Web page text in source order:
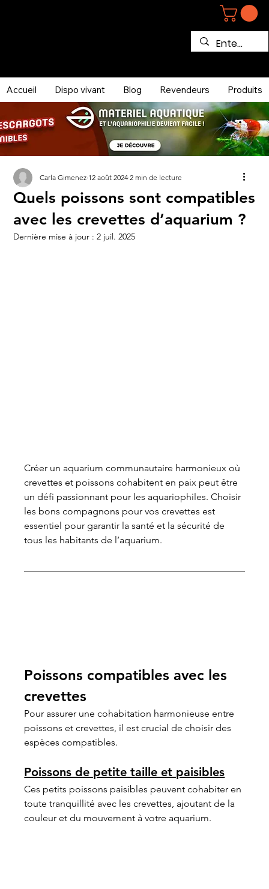
Accueil Dispo vivant Blog Revendeurs Produits
Quels poissons sont compatibles
avec les crevettes d’aquarium ?
Carla Gimenez 12 août 2024 2 min de lecture
Dernière mise à jour :2 juil. 2025
Créer un aquarium communautaire harmonieux où
crevettes et poissons cohabitent en paix peut être
un défi passionnant pour les aquariophiles. Choisir
les bons compagnons pour vos crevettes est
essentiel pour garantir la santé et la sécurité de
tous les habitants de l’aquarium.
Poissons compatibles avec les
crevettes
Pour assurer une cohabitation harmonieuse entre
poissons et crevettes, il est crucial de choisir des
espèces compatibles.
Poissons de petite taille et paisibles
Ces petits poissons paisibles peuvent cohabiter en
toute tranquillité avec les crevettes, ajoutant de la
couleur et du mouvement à votre aquarium.